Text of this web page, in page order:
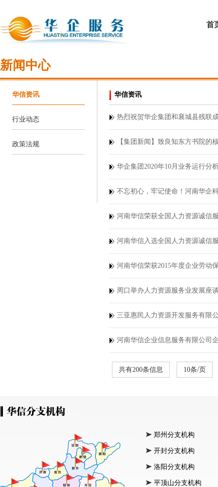
首
新闻中心
华信资讯
行业动态
政策法规
华信资讯
热烈祝贺华企集团和襄城县残联
【集团新闻】致良知东方书院的
华企集团2020年10月业务运行分
不忘初心，牢记使命！河南华企
河南华信荣获全国人力资源诚信
河南华信入选全国人力资源诚信
河南华信荣获2015年度企业劳动
周口举办人力资源服务业发展座
三亚惠民人力资源开发服务有限
河南华信企业信息服务有限公司
共有200条信息 10条/页
郑州分支机构
开封分支机构
洛阳分支机构
平顶山分支机构